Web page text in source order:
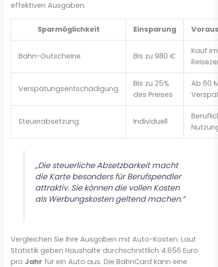
effektiven Ausgaben.
Sparmöglichkeit Einsparung
Bahn-Gutscheine Bis zu 980 €
Kauf im
Verspätungsentschädigung
Bis zu 25%
des Preises
Ab 60
Steuerabsetzung Individuell
„Die steuerliche Absetzbarkeit macht
die Karte besonders für Berufspendler
attraktiv. Sie können die vollen Kosten
als Werbungskosten geltend machen.“
Vergleichen Sie Ihre Ausgaben mit Auto-Kosten. Laut
Statistik geben Haushalte durchschnittlich 4.656 Euro
proJahr für ein Auto aus. Die BahnCard kann eine